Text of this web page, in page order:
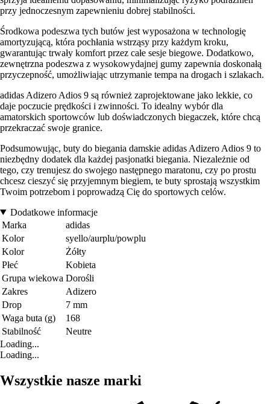
przy jednoczesnym zapewnieniu dobrej stabilności.
Środkowa podeszwa tych butów jest wyposażona w technologię
amortyzującą, która pochłania wstrząsy przy każdym kroku,
gwarantując trwały komfort przez całe sesje biegowe. Dodatkowo,
zewnętrzna podeszwa z wysokowydajnej gumy zapewnia doskonałą
przyczepność, umożliwiając utrzymanie tempa na drogach i szlakach.
adidas Adizero Adios 9 są również zaprojektowane jako lekkie, co
daje poczucie prędkości i zwinności. To idealny wybór dla
amatorskich sportowców lub doświadczonych biegaczek, które chcą
przekraczać swoje granice.
Podsumowując, buty do biegania damskie adidas Adizero Adios 9 to
niezbędny dodatek dla każdej pasjonatki biegania. Niezależnie od
tego, czy trenujesz do swojego następnego maratonu, czy po prostu
chcesz cieszyć się przyjemnym biegiem, te buty sprostają wszystkim
Twoim potrzebom i poprowadzą Cię do sportowych celów.
Dodatkowe informacje
Marka
adidas
Kolor
syello/aurplu/powplu
Kolor
Żółty
Płeć
Kobieta
Grupa wiekowa Dorośli
Zakres
Adizero
Drop
7 mm
Waga buta (g)
168
Stabilność
Neutre
Loading...
Loading...
Wszystkie nasze marki